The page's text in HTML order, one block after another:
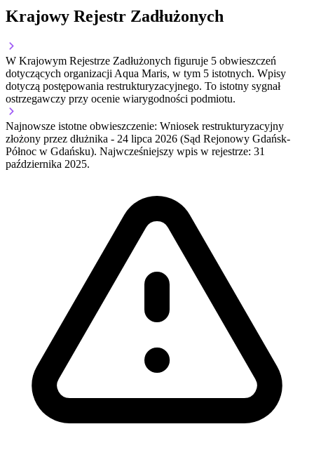
Krajowy Rejestr Zadłużonych
W Krajowym Rejestrze Zadłużonych figuruje 5 obwieszczeń
dotyczących organizacji Aqua Maris, w tym 5 istotnych. Wpisy
dotyczą postępowania restrukturyzacyjnego. To istotny sygnał
ostrzegawczy przy ocenie wiarygodności podmiotu.
Najnowsze istotne obwieszczenie: Wniosek restrukturyzacyjny
złożony przez dłużnika - 24 lipca 2026 (Sąd Rejonowy Gdańsk-
Północ w Gdańsku). Najwcześniejszy wpis w rejestrze: 31
października 2025.